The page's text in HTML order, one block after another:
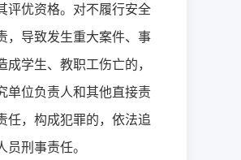
评优资格。对不履行安全
，导致发生重大案件、事
成学生、教职工伤亡的，
单位负责人和其他直接责
任，构成犯罪的，依法追
员刑事责任。